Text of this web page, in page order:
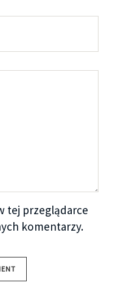
tej przeglądarce
komentarzy.